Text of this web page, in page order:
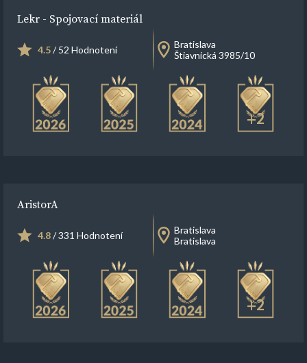
Lekr - Spojovací materiál
4.5/ 52 Hodnotení
Bratislava
Štiavnická 3985/10
+2
AristorA
4.8/ 331 Hodnotení
Bratislava
Bratislava
+2